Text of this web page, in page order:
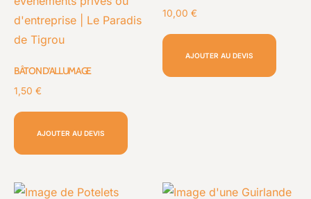
BÂTON D’ALLUMAGE
1,50 €
AJOUTER AU DEVIS
10,00 €
AJOUTER AU DEVIS